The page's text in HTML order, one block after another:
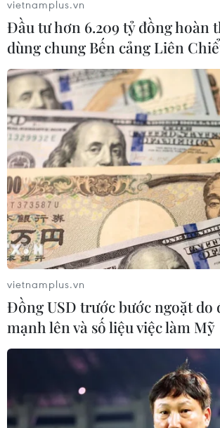
vietnamplus.vn
Đầu tư hơn 6.209 tỷ đồng hoàn
dùng chung Bến cảng Liên
vietnamplus.vn
Đồng USD trước bước ngoặt do
mạnh lên và số liệu việc làm Mỹ